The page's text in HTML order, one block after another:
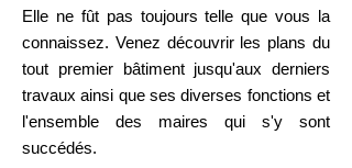
Elle ne fût pas toujours telle que vous la
connaissez. Venez découvrir les plans du
tout premier bâtiment jusqu'aux derniers
travaux ainsi que ses diverses fonctions et
l'ensemble des maires qui s'y sont
succédés.